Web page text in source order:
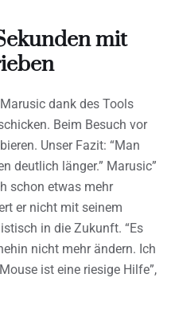
mit
dank des Tools
Beim Besuch vor
Unser Fazit: “Man
deutlich länger.” Marusic”
schon etwas mehr
er nicht mit seinem
in die Zukunft. “Es
nicht mehr ändern. Ich
ist eine riesige Hilfe”,